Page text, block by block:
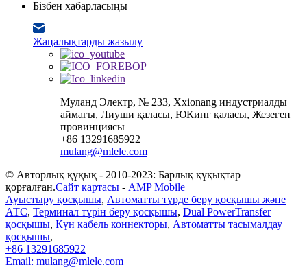
Бізбен хабарласыңы
Жаңалықтарды жазылу
Муланд Электр, № 233, Xxionang индустриалды
аймағы, Лиуши қаласы, ЮКинг қаласы, Жезеген
провинциясы
+86 13291685922
mulang@mlele.com
© Авторлық құқық - 2010-2023: Барлық құқықтар
қорғалған.Сайт картасы - AMP Mobile
Ауыстыру қосқышы, Автоматты түрде беру қосқышы және
АТС, Терминал түрін беру қосқышы, Dual PowerTransfer
қосқышы, Күн кабель коннекторы, Автоматты тасымалдау
қосқышы,
+86 13291685922
Email: mulang@mlele.com